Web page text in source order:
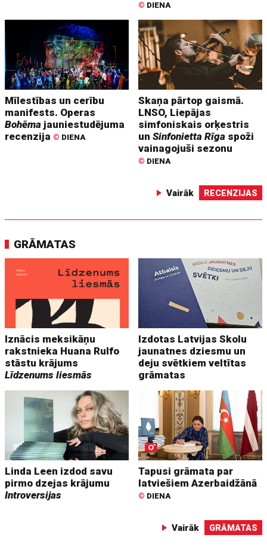
© DIENA
Mīlestības un cerību
manifests. Operas
Bohēma jauniestudējuma
recenzija © DIENA
Skaņa pārtop gaismā.
LNSO, Liepājas
simfoniskais orķestris
unSinfonietta Rīga spoži
vainagojuši sezonu
© DIENA
Vairāk RECENZIJAS
GRĀMATAS
Iznācis meksikāņu
rakstnieka Huana Rulfo
stāstu krājums
Līdzenums liesmās
Izdotas Latvijas Skolu
jaunatnes dziesmu un
deju svētkiem veltītas
grāmatas
Linda Leen izdod savu
pirmo dzejas krājumu
Introversijas
Tapusi grāmata par
latviešiem Azerbaidžānā
© DIENA
Vairāk GRĀMATAS